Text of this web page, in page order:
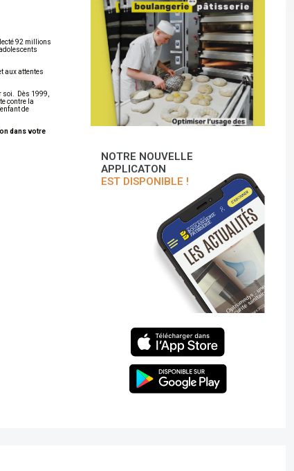
92 millions
aux attentes
soi. Dès 1999,
contre la
de
dans votre
NOTRE NOUVELLE
APPLICATON
EST DISPONIBLE !